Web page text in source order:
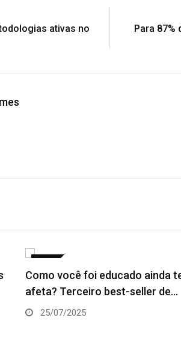
ativas no
Para 87%
Como você foi educado ainda
afeta? Terceiro best-seller de…
25/07/2025